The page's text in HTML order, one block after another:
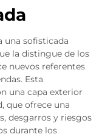
una sofisticada
la distingue de los
nuevos referentes
Esta
una capa exterior
que ofrece una
desgarros y riesgos
durante los